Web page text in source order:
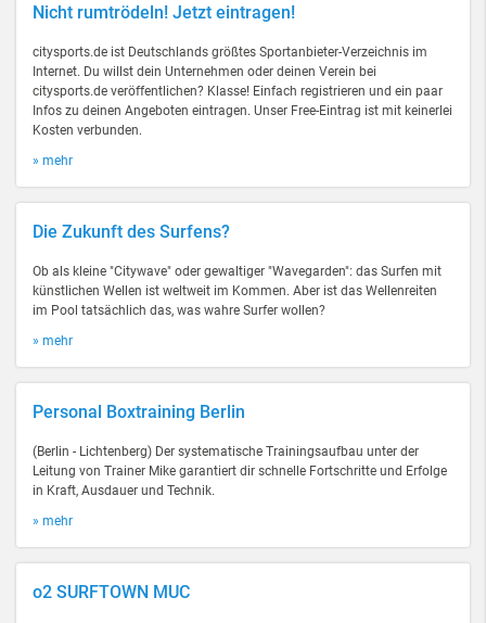
Nicht rumtrödeln! Jetzt eintragen!
citysports.de ist Deutschlands größtes Sportanbieter-Verzeichnis im
Internet. Du willst dein Unternehmen oder deinen Verein bei
citysports.de veröffentlichen? Klasse! Einfach registrieren und ein paar
Infos zu deinen Angeboten eintragen. Unser Free-Eintrag ist mit keinerlei
Kosten verbunden.
» mehr
Die Zukunft des Surfens?
Ob als kleine "Citywave" oder gewaltiger "Wavegarden": das Surfen mit
künstlichen Wellen ist weltweit im Kommen. Aber ist das Wellenreiten
im Pool tatsächlich das, was wahre Surfer wollen?
» mehr
Personal Boxtraining Berlin
(Berlin - Lichtenberg) Der systematische Trainingsaufbau unter der
Leitung von Trainer Mike garantiert dir schnelle Fortschritte und Erfolge
in Kraft, Ausdauer und Technik.
» mehr
o2 SURFTOWN MUC